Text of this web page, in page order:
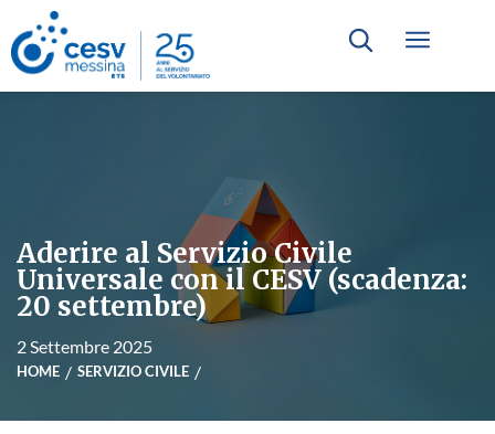
Aderire al Servizio Civile
Universale con il CESV (scadenza:
20 settembre)
2 Settembre 2025
HOME SERVIZIO CIVILE